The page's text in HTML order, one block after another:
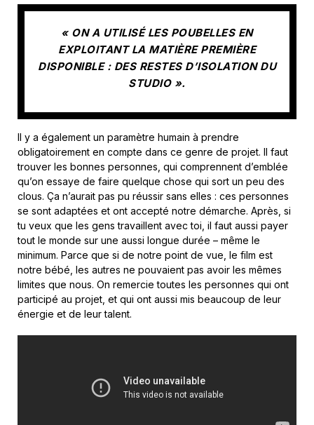
« ON A UTILISÉ LES POUBELLES EN
EXPLOITANT LA MATIÈRE PREMIÈRE
DISPONIBLE : DES RESTES D’ISOLATION DU
STUDIO ».
Il y a également un paramètre humain à prendre
obligatoirement en compte dans ce genre de projet. Il faut
trouver les bonnes personnes, qui comprennent d’emblée
qu’on essaye de faire quelque chose qui sort un peu des
clous. Ça n’aurait pas pu réussir sans elles : ces personnes
se sont adaptées et ont accepté notre démarche. Après, si
tu veux que les gens travaillent avec toi, il faut aussi payer
tout le monde sur une aussi longue durée – même le
minimum. Parce que si de notre point de vue, le film est
notre bébé, les autres ne pouvaient pas avoir les mêmes
limites que nous. On remercie toutes les personnes qui ont
participé au projet, et qui ont aussi mis beaucoup de leur
énergie et de leur talent.